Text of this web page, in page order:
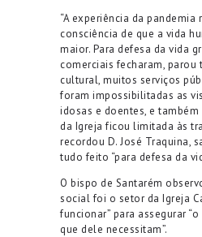
“A experiência da pandemia
consciência de que a vida
maior. Para defesa da vida
comerciais fecharam, parou
cultural, muitos serviços
foram impossibilitadas as
idosas e doentes, e
da Igreja ficou limitada às
recordou D. José Traquina,
tudo feito “para defesa da
O bispo de Santarém
social foi o setor da Igreja
funcionar” para assegurar
que dele necessitam”.